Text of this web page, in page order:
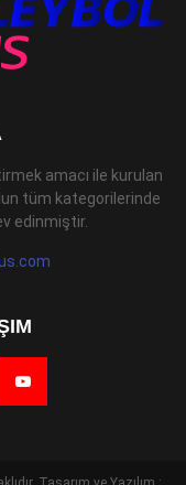
amacı ile kurulan
tüm kategorilerinde
edinmiştir.